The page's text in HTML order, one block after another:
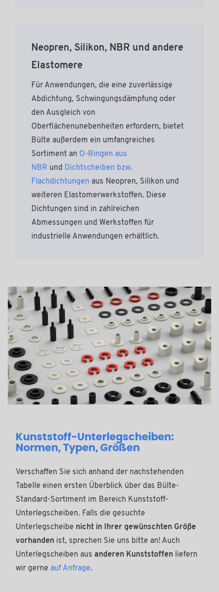
Neopren, Silikon, NBR und andere
Elastomere
Für Anwendungen, die eine zuverlässige
Abdichtung, Schwingungsdämpfung oder
den Ausgleich von
Oberflächenunebenheiten erfordern, bietet
Bülte außerdem ein umfangreiches
Sortiment an O-Ringen aus
NBR und Dichtscheiben bzw.
Flachdichtungen aus Neopren, Silikon und
weiteren Elastomerwerkstoffen. Diese
Dichtungen sind in zahlreichen
Abmessungen und Werkstoffen für
industrielle Anwendungen erhältlich.
Kunststoff-Unterlegscheiben:
Normen, Typen, Größen
Verschaffen Sie sich anhand der nachstehenden
Tabelle einen ersten Überblick über das Bülte-
Standard-Sortiment im Bereich Kunststoff-
Unterlegscheiben. Falls die gesuchte
Unterlegscheibe nicht in Ihrer gewünschten Größe
vorhanden ist, sprechen Sie uns bitte an! Auch
Unterlegscheiben aus anderen Kunststoffen liefern
wir gerne auf Anfrage.